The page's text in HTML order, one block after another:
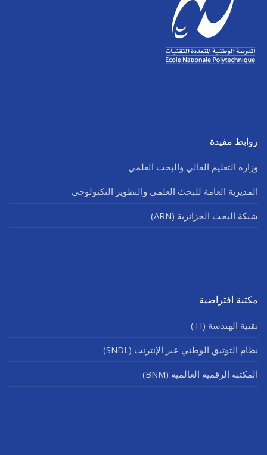
روابط مفيدة
وزارة التعليم العالي والبحث العلمي
المديرية العامة للبحث العلمي والتطوير التكنولوجي
شبكة البحث الجزائرية (ARN)
مكتبة افتراضية
تقنية الهندسة (TI)
نظام التوثيق الوطني عبر الإنترنت (SNDL)
المكتبة الرقمية العالمية (BNM)